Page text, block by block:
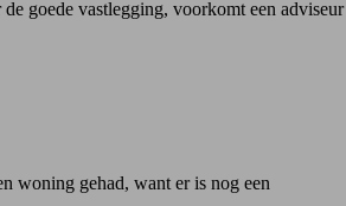
goede vastlegging, voorkomt een adviseur
woning gehad, want er is nog een